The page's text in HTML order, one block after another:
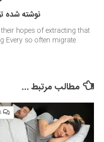
نوشته
hopes of extracting that
so often migrate...
مطالب مرتبط ...
۱